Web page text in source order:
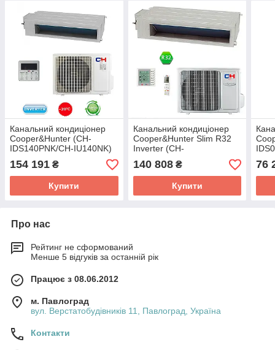
Канальний кондиціонер
Cooper&Hunter (CH-
IDS140PNK/CH-IU140NK)
154 191 ₴
Купити
Канальний кондиціонер
Cooper&Hunter Slim R32
Inverter (CH-
IDS100PRK/CH-IU100RK)
140 808₴
Купити
76
Про нас
Рейтинг не сформований
Менше 5 відгуків за останній рік
Працює з 08.06.2012
м. Павлоград
вул. Верстатобудівників 11, Павлоград, Україна
Контакти